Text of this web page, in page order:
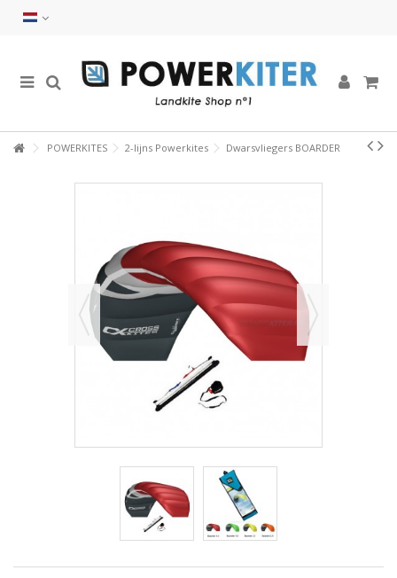
POWERKITES 2-lijns Powerkites Dwarsvliegers BOARDER